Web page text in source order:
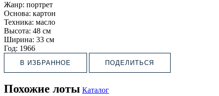
Жанр: портрет
Основа: картон
Техника: масло
Высота: 48 см
Ширина: 33 см
Год: 1966
В ИЗБРАННОЕ ПОДЕЛИТЬСЯ
Похожие лоты Каталог